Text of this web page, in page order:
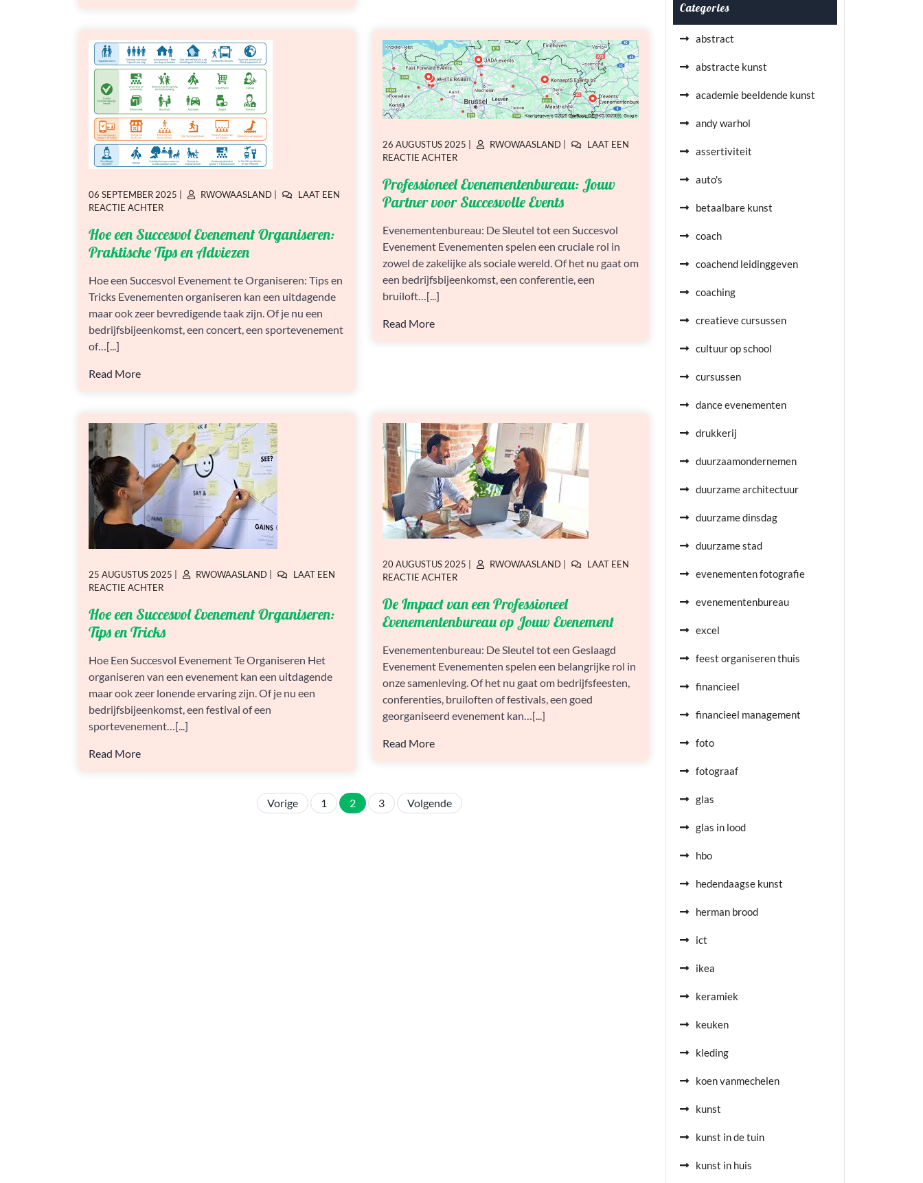
GEPLAATST
OP
06 SEPTEMBER 2025
GEPLAATST
RWOWAASLAND
LAAT EEN
REACTIE ACHTEROP
EEN
SUCCESVOL
EVENEMENT
PRAKTISCHE
TIPS
EN
ADVIEZEN
Hoe een Succesvol Evenement Organiseren:
Praktische Tips en Adviezen
Hoe een Succesvol Evenement te Organiseren: Tips en
Tricks Evenementen organiseren kan een uitdagende
maar ook zeer bevredigende taak zijn. Of je nu een
bedrijfsbijeenkomst, een concert, een sportevenement
of…[...]
Read More
GEPLAATST
OP
26 AUGUSTUS 2025 | GEPLAATST
RWOWAASLAND|
LAAT EEN
REACTIE ACHTEROP
EVENEMENTENBUREAU:
JOUW
PARTNER
SUCCESVOLLE
EVENTS
Professioneel Evenementenbureau: Jouw
Partner voor Succesvolle Events
Evenementenbureau: De Sleutel tot een Succesvol
Evenement Evenementen spelen een cruciale rol in
zowel de zakelijke als sociale wereld. Of het nu gaat om
een bedrijfsbijeenkomst, een conferentie, een
bruiloft…[...]
Read More
GEPLAATST
OP
25 AUGUSTUS 2025
GEPLAATST
RWOWAASLAND
LAAT EEN
REACTIE ACHTEROP
EEN
EVENEMENT
TIPS
EN
TRICKS
Hoe een Succesvol Evenement Organiseren:
Tips en Tricks
Hoe Een Succesvol Evenement Te Organiseren Het
organiseren van een evenement kan een uitdagende
maar ook zeer lonende ervaring zijn. Of je nu een
bedrijfsbijeenkomst, een festival of een
sportevenement…[...]
Read More
GEPLAATST
OP
20 AUGUSTUS 2025
GEPLAATST
RWOWAASLAND|
LAAT EEN
REACTIE ACHTEROP
IMPACT
VAN
EEN
EVENEMENTENBUREAU
OP
JOUW
EVENEMENT
De Impact van een Professioneel
Evenementenbureau op Jouw Evenement
Evenementenbureau: De Sleutel tot een Geslaagd
Evenement Evenementen spelen een belangrijke rol in
onze samenleving. Of het nu gaat om bedrijfsfeesten,
conferenties, bruiloften of festivals, een goed
georganiseerd evenement kan…[...]
Read More
Berichten
Vorige 1 2 3 Volgende
Categories
abstract
abstracte kunst
academie beeldende kunst
andy warhol
assertiviteit
auto's
betaalbare kunst
coach
coachend leidinggeven
coaching
creatieve cursussen
cultuur op school
cursussen
dance evenementen
drukkerij
duurzaamondernemen
duurzame architectuur
duurzame dinsdag
duurzame stad
evenementen fotografie
evenementenbureau
excel
feest organiseren thuis
financieel
financieel management
foto
fotograaf
glas
glas in lood
hbo
hedendaagse kunst
herman brood
ict
ikea
keramiek
keuken
kleding
koen vanmechelen
kunst
kunst in de tuin
kunst in huis